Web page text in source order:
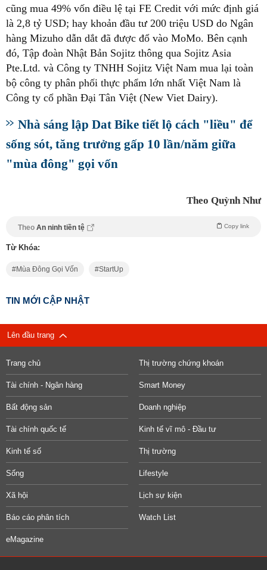
cũng mua 49% vốn điều lệ tại FE Credit với mức định giá
là 2,8 tỷ USD; hay khoản đầu tư 200 triệu USD do Ngân
hàng Mizuho dẫn dắt đã được đổ vào MoMo. Bên cạnh
đó, Tập đoàn Nhật Bản Sojitz thông qua Sojitz Asia
Pte.Ltd. và Công ty TNHH Sojitz Việt Nam mua lại toàn
bộ công ty phân phối thực phẩm lớn nhất Việt Nam là
Công ty cổ phần Đại Tân Việt (New Viet Dairy).
Nhà sáng lập Dat Bike tiết lộ cách "liều" để
sống sót, tăng trưởng gấp 10 lần/năm giữa
"mùa đông" gọi vốn
Theo Quỳnh Như
Theo An ninh tiền tệ Copy link
Từ Khóa:
Mùa Đông Gọi Vốn StartUp
TIN MỚI CẬP NHẬT
Lên đầu trang
Trang chủ Thị trường chứng khoán
Tài chính - Ngân hàng Smart Money
Bất động sản Doanh nghiệp
Tài chính quốc tế Kinh tế vĩ mô - Đầu tư
Kinh tế số Thị trường
Sống Lifestyle
Xã hội Lịch sự kiện
Báo cáo phân tích Watch List
eMagazine